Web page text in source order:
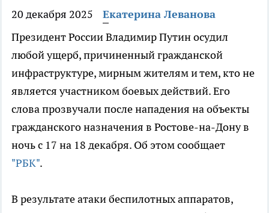
20 декабря 2025
Екатерина Леванова
Президент России Владимир Путин осудил
любой ущерб, причиненный гражданской
инфраструктуре, мирным жителям и тем, кто не
является участником боевых действий. Его
слова прозвучали после нападения на объекты
гражданского назначения в Ростове-на-Дону в
ночь с 17 на 18 декабря. Об этом сообщает
"РБК".
В результате атаки беспилотных аппаратов,